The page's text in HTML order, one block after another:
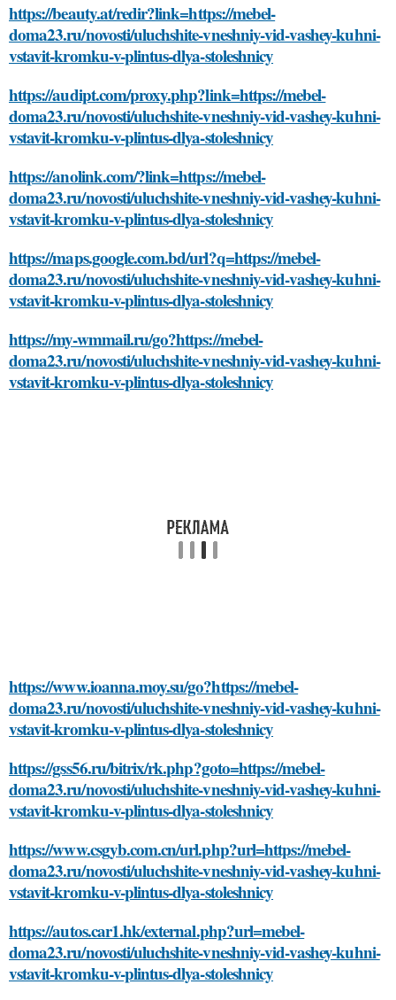
https://beauty.at/redir?link=https://mebel-
doma23.ru/novosti/uluchshite-vneshniy-vid-vashey-kuhni-
vstavit-kromku-v-plintus-dlya-stoleshnicy
https://audipt.com/proxy.php?link=https://mebel-
doma23.ru/novosti/uluchshite-vneshniy-vid-vashey-kuhni-
vstavit-kromku-v-plintus-dlya-stoleshnicy
https://anolink.com/?link=https://mebel-
doma23.ru/novosti/uluchshite-vneshniy-vid-vashey-kuhni-
vstavit-kromku-v-plintus-dlya-stoleshnicy
https://maps.google.com.bd/url?q=https://mebel-
doma23.ru/novosti/uluchshite-vneshniy-vid-vashey-kuhni-
vstavit-kromku-v-plintus-dlya-stoleshnicy
https://my-wmmail.ru/go?https://mebel-
doma23.ru/novosti/uluchshite-vneshniy-vid-vashey-kuhni-
vstavit-kromku-v-plintus-dlya-stoleshnicy
https://www.ioanna.moy.su/go?https://mebel-
doma23.ru/novosti/uluchshite-vneshniy-vid-vashey-kuhni-
vstavit-kromku-v-plintus-dlya-stoleshnicy
https://gss56.ru/bitrix/rk.php?goto=https://mebel-
doma23.ru/novosti/uluchshite-vneshniy-vid-vashey-kuhni-
vstavit-kromku-v-plintus-dlya-stoleshnicy
https://www.csgyb.com.cn/url.php?url=https://mebel-
doma23.ru/novosti/uluchshite-vneshniy-vid-vashey-kuhni-
vstavit-kromku-v-plintus-dlya-stoleshnicy
https://autos.car1.hk/external.php?url=mebel-
doma23.ru/novosti/uluchshite-vneshniy-vid-vashey-kuhni-
vstavit-kromku-v-plintus-dlya-stoleshnicy